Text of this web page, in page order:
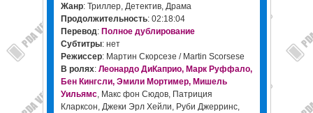
Жанр: Триллер, Детектив, Драма
Продолжительность: 02:18:04
Перевод: Полное дублирование
Субтитры: нет
Режиссер: Мартин Скорсезе / Martin Scorsese
В ролях: Леонардо ДиКаприо, Марк Руффало,
Бен Кингсли, Эмили Мортимер, Мишель
Уильямс, Макс фон Сюдов, Патриция
Кларксон, Джеки Эрл Хейли, Руби Джерринс,